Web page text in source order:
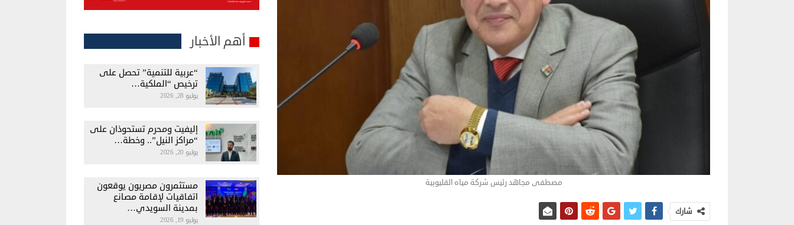
مصطفى مجاهد رئيس شركة مياه القليوبية
شارك
أهم الأخبار
“عربية للتنمية” تحصل على
ترخيص “الملكية…
يوليو 28, 2026
إليفيت ومحرم تستحوذان على
“مراكز النيل”.. وخطة…
يوليو 20, 2026
مستثمرون مصريون يوقعون
اتفاقيات لإقامة مصانع
بمدينة السويدي…
يوليو 19, 2026